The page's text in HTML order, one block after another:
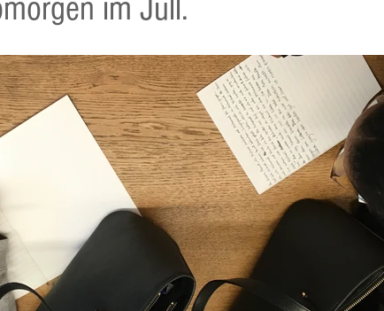
im Jull.